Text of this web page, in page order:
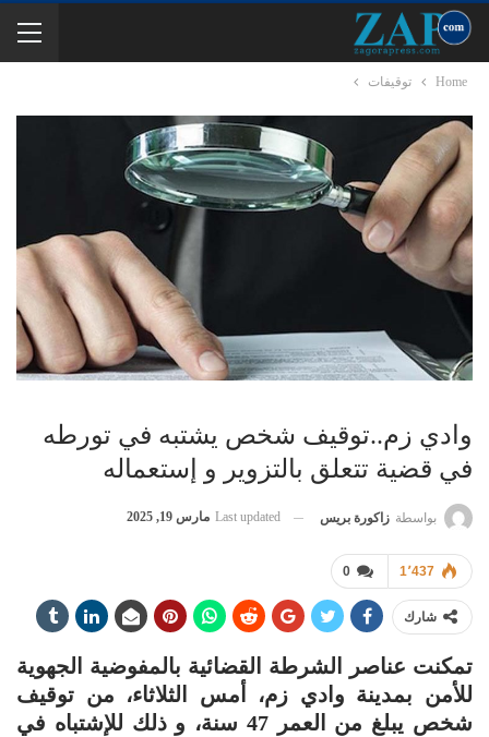
Home توقيفات
وادي زم..توقيف شخص يشتبه في تورطه
في قضية تتعلق بالتزوير و إستعماله
بواسطة زاكورة بريس Last updated مارس 19, 2025
0 1٬437
شارك
تمكنت عناصر الشرطة القضائية بالمفوضية الجهوية
للأمن بمدينة وادي زم، أمس الثلاثاء، من توقيف
شخص يبلغ من العمر 47 سنة، و ذلك للإشتباه في